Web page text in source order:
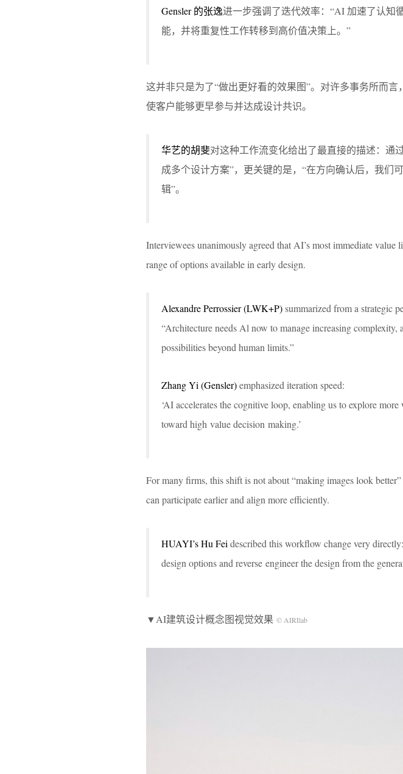
Gensler 的张逸进一步强调了迭代效率：“AI 加速了认知
能，并将重复性工作转移到高价值决策上。”
这并非只是为了“做出更好看的效果图”。对许多事务所而言
使客户能够更早参与并达成设计共识。
华艺的胡斐对这种工作流变化给出了最直接的描述：通
成多个设计方案”，更关键的是，“在方向确认后，我们
辑”。
Interviewees unanimously agreed that AI’s most immediate
range of options available in early design.
Alexandre Perrossier (LWK+P)summarized from a strategic
“Architecture needs Al now to manage increasing complexity,
possibilities beyond human limits.”
Zhang Yi (Gensler)emphasized iteration speed:
‘AI accelerates the cognitive loop, enabling us to explore
toward high value decision making.’
For many firms, this shift is not about “making images look
can participate earlier and align more efficiently.
HUAYI’s Hu Fei described this workflow change very
design options and reverse engineer the design from the
▼AI建筑设计概念图视觉效果 © AIRIlab